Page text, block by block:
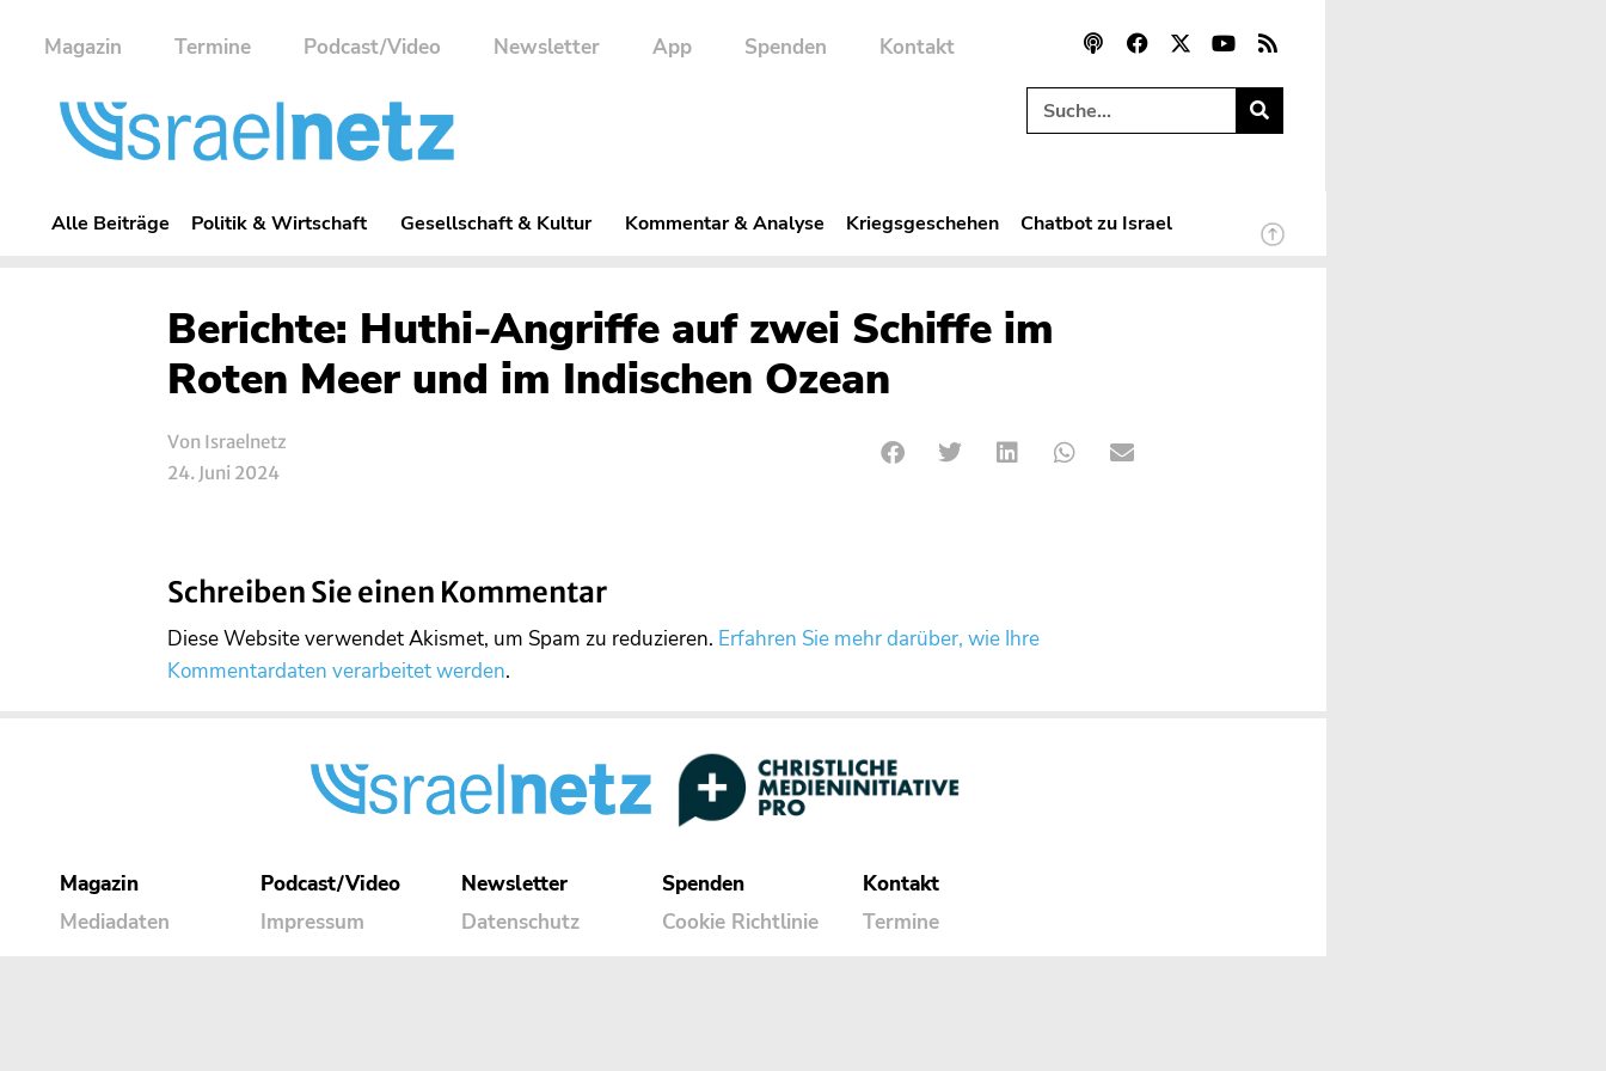
Magazin Termine Podcast/Video Newsletter App Spenden Kontakt
Alle Beiträge Politik & Wirtschaft Gesellschaft & Kultur Kommentar & Analyse Kriegsgeschehen Chatbot zu Israel
Berichte: Huthi-Angriffe auf zwei Schiffe im
Roten Meer und im Indischen Ozean
Von Israelnetz
24. Juni 2024
Schreiben Sie einen Kommentar
Diese Website verwendet Akismet, um Spam zu reduzieren. Erfahren Sie mehr darüber, wie Ihre
Kommentardaten verarbeitet werden.
Magazin
Mediadaten
Podcast/Video
Impressum
Newsletter
Datenschutz
Spenden
Cookie Richtlinie
Kontakt
Termine